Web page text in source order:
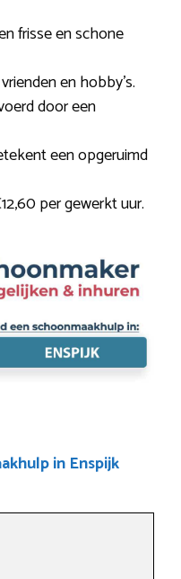
frisse en schone
en hobby’s.
door een
een opgeruimd
per gewerkt uur.
in Enspijk